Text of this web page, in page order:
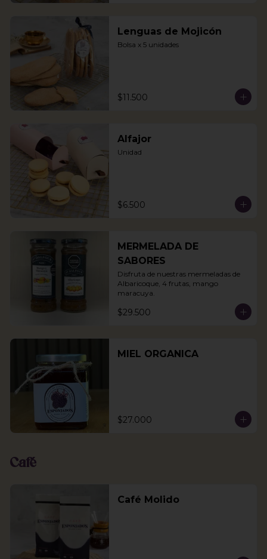
Lenguas de Mojicón
Bolsa x 5 unidades
$11.500
Alfajor
Unidad
$6.500
MERMELADA DE
SABORES
Disfruta de nuestras mermeladas de
Albaricoque, 4 frutas, mango
maracuya.
$29.500
MIEL ORGANICA
$27.000
Café
Café Molido